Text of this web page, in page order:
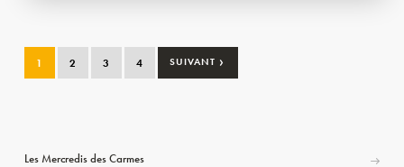
1 2 3 4 SUIVANT ›
Les Mercredis des Carmes